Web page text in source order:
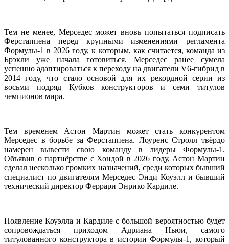
Тем не менее, Мерседес может вновь попытаться подписать
Ферстаппена перед крупными изменениями регламента
Формулы-1 в 2026 году, к которым, как считается, команда из
Брэкли уже начала готовиться. Мерседес ранее сумела
успешно адаптироваться к переходу на двигатели V6-гибрид в
2014 году, что стало основой для их рекордной серии из
восьми подряд Кубков конструкторов и семи титулов
чемпионов мира.
Тем временем Астон Мартин может стать конкурентом
Мерседес в борьбе за Ферстаппена. Лоуренс Стролл твёрдо
намерен вывести свою команду в лидеры Формулы-1.
Объявив о партнёрстве с Хондой в 2026 году, Астон Мартин
сделал несколько громких назначений, среди которых бывший
специалист по двигателям Мерседес Энди Коуэлл и бывший
технический директор Феррари Энрико Кардиле.
Появление Коуэлла и Кардиле с большой вероятностью будет
сопровождаться приходом Адриана Ньюи, самого
титулованного конструктора в истории Формулы-1, который